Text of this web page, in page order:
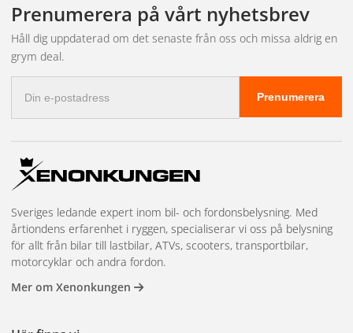
Prenumerera på vårt nyhetsbrev
Håll dig uppdaterad om det senaste från oss och missa aldrig en
grym deal.
postadress
Prenumerera
Sveriges ledande expert inom bil- och fordonsbelysning. Med
årtiondens erfarenhet i ryggen, specialiserar vi oss på belysning
för allt från bilar till lastbilar, ATVs, scooters, transportbilar,
motorcyklar och andra fordon.
Mer om Xenonkungen